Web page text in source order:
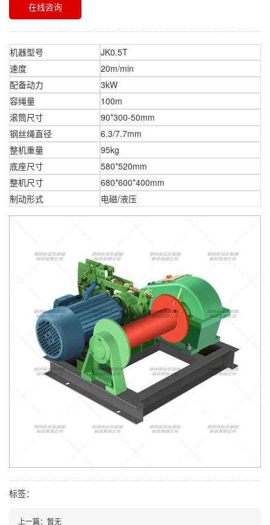
在线咨询
机器型号
JK0.5T
速度
20m/min
配备动力
3kW
容绳量
100m
滚筒尺寸
90*300-50mm
钢丝绳直径
6.3/7.7mm
整机重量
95kg
底座尺寸
580*520mm
整机尺寸
680*600*400mm
制动形式
电磁/液压
标签：
上一篇：暂无